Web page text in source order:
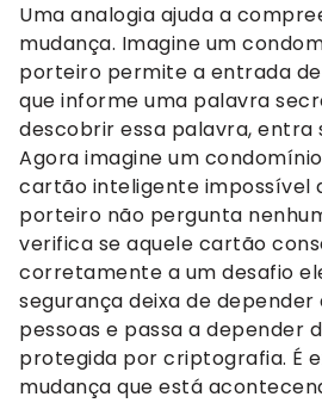
Uma analogia ajuda a
mudança. Imagine um
porteiro permite a entrada
que informe uma palavra
descobrir essa palavra, entra
Agora imagine um
cartão inteligente impossível
porteiro não pergunta
verifica se aquele cartão
corretamente a um desafio
segurança deixa de
pessoas e passa a depender
protegida por criptografia. É
mudança que está